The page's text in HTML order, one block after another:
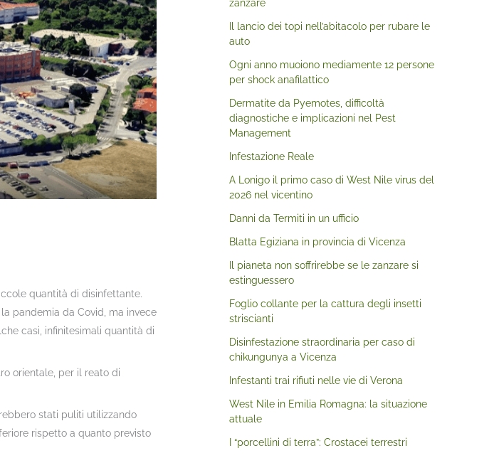
quantità di disinfettante.
pandemia da Covid, ma invece
casi, infinitesimali quantità di
orientale, per il reato di
stati puliti utilizzando
rispetto a quanto previsto
zanzare
Il lancio dei topi nell’abitacolo per rubare le
auto
Ogni anno muoiono mediamente 12 persone
per shock anafilattico
Dermatite da Pyemotes, difficoltà
diagnostiche e implicazioni nel Pest
Management
Infestazione Reale
A Lonigo il primo caso di West Nile virus del
2026 nel vicentino
Danni da Termiti in un ufficio
Blatta Egiziana in provincia di Vicenza
Il pianeta non soffrirebbe se le zanzare si
estinguessero
Foglio collante per la cattura degli insetti
striscianti
Disinfestazione straordinaria per caso di
chikungunya a Vicenza
Infestanti trai rifiuti nelle vie di Verona
West Nile in Emilia Romagna: la situazione
attuale
I “porcellini di terra”: Crostacei terrestri